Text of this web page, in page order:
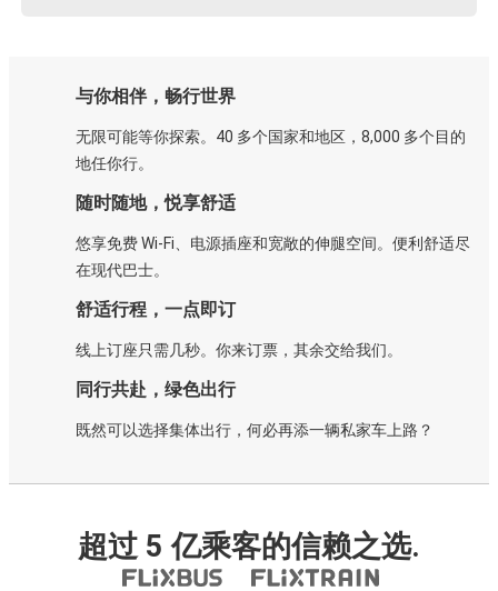
与你相伴，畅行世界
无限可能等你探索。40 多个国家和地区，8,000 多个目的
地任你行。
随时随地，悦享舒适
悠享免费 Wi-Fi、电源插座和宽敞的伸腿空间。便利舒适尽
在现代巴士。
舒适行程，一点即订
线上订座只需几秒。你来订票，其余交给我们。
同行共赴，绿色出行
既然可以选择集体出行，何必再添一辆私家车上路？
超过 5 亿乘客的信赖之选.